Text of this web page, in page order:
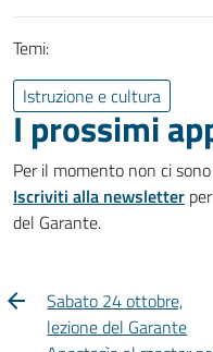
Temi:
Istruzione e cultura
I prossimi
Per il momento non ci
Iscriviti alla newsletter
del Garante.
Sabato 24 ottobre,
lezione del Garante